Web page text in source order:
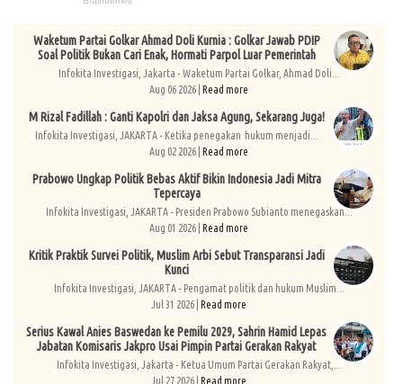
Waketum Partai Golkar Ahmad Doli Kurnia : Golkar Jawab PDIP
Soal Politik Bukan Cari Enak, Hormati Parpol Luar Pemerintah
Infokita Investigasi, Jakarta - Waketum Partai Golkar, Ahmad Doli...
Aug 06 2026 | Read more
M Rizal Fadillah : Ganti Kapolri dan Jaksa Agung, Sekarang Juga!
Infokita Investigasi, JAKARTA - Ketika penegakan hukum menjadi...
Aug 02 2026 | Read more
Prabowo Ungkap Politik Bebas Aktif Bikin Indonesia Jadi Mitra
Tepercaya
Infokita Investigasi, JAKARTA - Presiden Prabowo Subianto menegaskan...
Aug 01 2026 | Read more
Kritik Praktik Survei Politik, Muslim Arbi Sebut Transparansi Jadi
Kunci
Infokita Investigasi, JAKARTA - Pengamat politik dan hukum Muslim...
Jul 31 2026 | Read more
Serius Kawal Anies Baswedan ke Pemilu 2029, Sahrin Hamid Lepas
Jabatan Komisaris Jakpro Usai Pimpin Partai Gerakan Rakyat
Infokita Investigasi, Jakarta - Ketua Umum Partai Gerakan Rakyat,...
Jul 27 2026 | Read more